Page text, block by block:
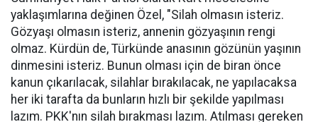
yaklaşımlarına değinen Özel, "Silah olmasın isteriz.
Gözyaşı olmasın isteriz, annenin gözyaşının rengi
olmaz. Kürdün de, Türkünde anasının gözünün yaşının
dinmesini isteriz. Bunun olması için de biran önce
kanun çıkarılacak, silahlar bırakılacak, ne yapılacaksa
her iki tarafta da bunların hızlı bir şekilde yapılması
lazım. PKK'nın silah bırakması lazım. Atılması gereken